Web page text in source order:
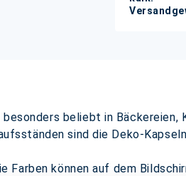
beliebt in
sind die Deko-
Farben können auf dem